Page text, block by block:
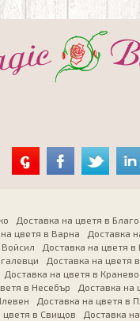
Доставка на цветя в
цветя в Варна Доставка
Доставка на цветя в
Доставка на цветя
Доставка на цветя в Кранево
в Несебър Доставка на
Доставка на цветя в
цветя в Свищов Доставка